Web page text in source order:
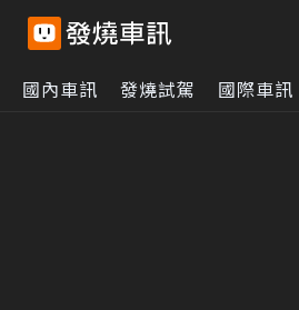
國內車訊 發燒試駕 國際車訊